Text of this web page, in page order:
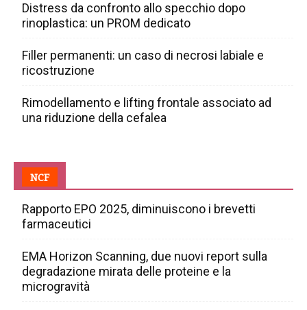
Distress da confronto allo specchio dopo
rinoplastica: un PROM dedicato
Filler permanenti: un caso di necrosi labiale e
ricostruzione
Rimodellamento e lifting frontale associato ad
una riduzione della cefalea
NCF
Rapporto EPO 2025, diminuiscono i brevetti
farmaceutici
EMA Horizon Scanning, due nuovi report sulla
degradazione mirata delle proteine e la
microgravità